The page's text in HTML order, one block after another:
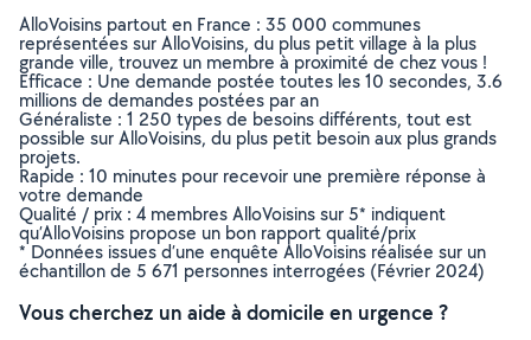
AlloVoisins partout en France : 35 000 communes
représentées sur AlloVoisins, du plus petit village à la plus
grande ville, trouvez un membre à proximité de chez vous !
Efficace : Une demande postée toutes les 10 secondes, 3.6
millions de demandes postées par an
Généraliste : 1 250 types de besoins différents, tout est
possible sur AlloVoisins, du plus petit besoin aux plus grands
projets.
Rapide : 10 minutes pour recevoir une première réponse à
votre demande
Qualité / prix : 4 membres AlloVoisins sur 5* indiquent
qu’AlloVoisins propose un bon rapport qualité/prix
* Données issues d’une enquête AlloVoisins réalisée sur un
échantillon de 5 671 personnes interrogées (Février 2024)
Vous cherchez un aide à domicile en urgence ?